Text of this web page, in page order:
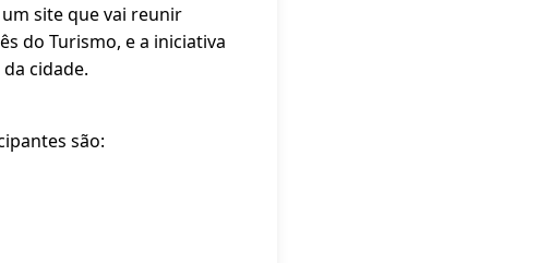
um site que vai reunir
do Turismo, e a iniciativa
cidade.
são: